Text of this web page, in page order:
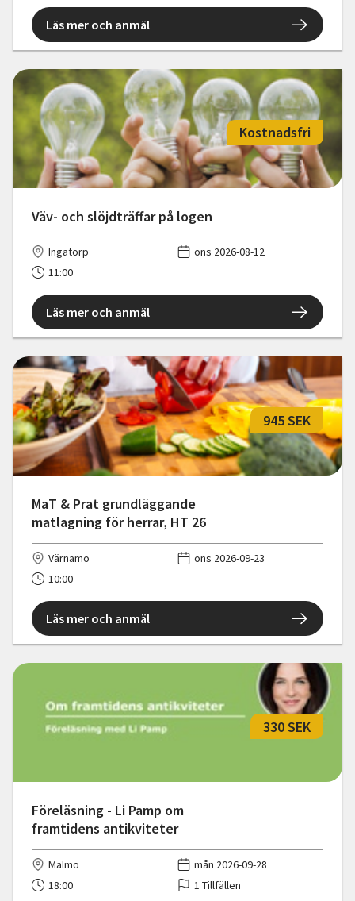
Läs mer och anmäl
Väv- och slöjdträffar på logen
Kostnadsfri
Ingatorp
ons 2026-08-12
11:00
Läs mer och anmäl
MaT & Prat grundläggande
matlagning för herrar, HT 26
945 SEK
Värnamo
ons 2026-09-23
10:00
Läs mer och anmäl
Föreläsning - Li Pamp om
framtidens antikviteter
330 SEK
Malmö
mån 2026-09-28
18:00
1 Tillfällen